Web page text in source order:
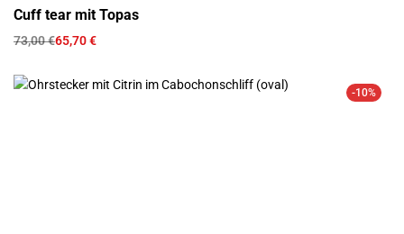
Сuff tear mit Topas
73,00€65,70€
-10%